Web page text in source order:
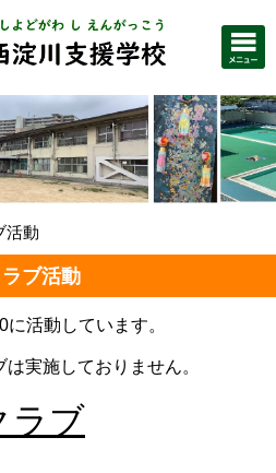
活動
ブ活動
活動しています。
は実施しておりません。
ラブ